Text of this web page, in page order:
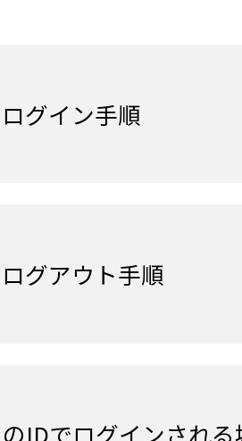
グイン手順
グアウト手順
IDでログインされ